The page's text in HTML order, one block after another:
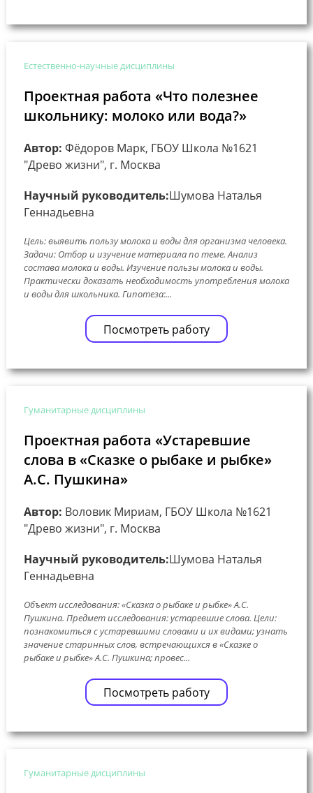
Естественно-научные дисциплины
Проектная работа «Что полезнее
школьнику: молоко или вода?»
Автор: Фёдоров Марк, ГБОУ Школа №1621
"Древо жизни", г. Москва
Научный руководитель:Шумова Наталья
Геннадьевна
Цель: выявить пользу молока и воды для организма человека.
Задачи: Отбор и изучение материала по теме. Анализ
состава молока и воды. Изучение пользы молока и воды.
Практически доказать необходимость употребления молока
и воды для школьника. Гипотеза:...
Посмотреть работу
Гуманитарные дисциплины
Проектная работа «Устаревшие
слова в «Сказке о рыбаке и рыбке»
А.С. Пушкина»
Автор: Воловик Мириам, ГБОУ Школа №1621
"Древо жизни", г. Москва
Научный руководитель:Шумова Наталья
Геннадьевна
Объект исследования: «Сказка о рыбаке и рыбке» А.С.
Пушкина. Предмет исследования: устаревшие слова. Цели:
познакомиться с устаревшими словами и их видами; узнать
значение старинных слов, встречающихся в «Сказке о
рыбаке и рыбке» А.С. Пушкина; провес...
Посмотреть работу
Гуманитарные дисциплины